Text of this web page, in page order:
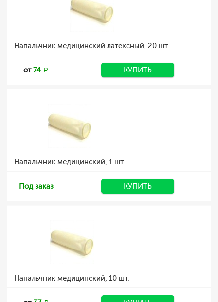
Напальчник медицинский латексный, 20 шт.
от74 КУПИТЬ
Напальчник медицинский, 1 шт.
Под заказ КУПИТЬ
Напальчник медицинский, 10 шт.